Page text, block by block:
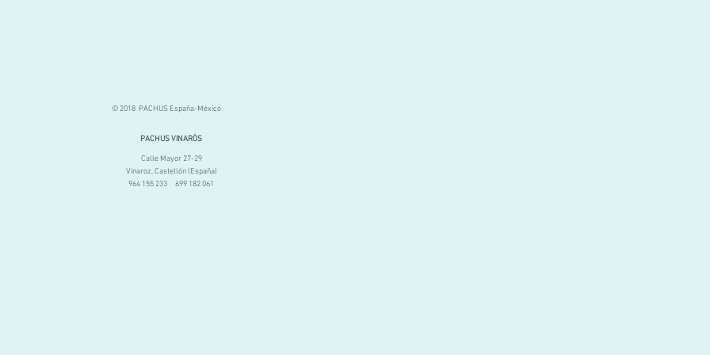
© 2018 PACHUS España-México
PACHUS VINARÒS
Calle Mayor 27-29
Vinaroz, Castellón (España)
964 155 233 699 182 061